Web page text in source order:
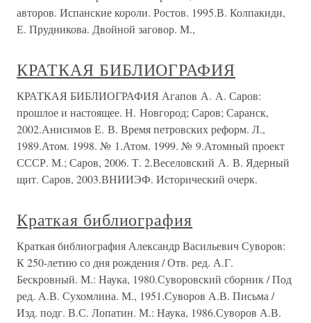
авторов. Испанские короли. Ростов. 1995.В. Колпакиди,
Е. Прудникова. Двойной заговор. М.,
КРАТКАЯ БИБЛИОГРАФИЯ
КРАТКАЯ БИБЛИОГРАФИЯ Агапов А. А. Саров:
прошлое и настоящее. Н. Новгород; Саров; Саранск,
2002.Анисимов Е. В. Время петровских реформ. Л.,
1989.Атом. 1998. № 1.Атом. 1999. № 9.Атомный проект
СССР. М.; Саров, 2006. Т. 2.Веселовский А. В. Ядерный
щит. Саров, 2003.ВНИИЭФ. Исторический очерк.
Краткая библиография
Краткая библиография Александр Васильевич Суворов:
К 250-летию со дня рождения / Отв. ред. А.Г.
Бескровный. М.: Наука, 1980.Суворовский сборник / Под
ред. А.В. Сухомлина. М., 1951.Суворов А.В. Письма /
Изд. подг. В.С. Лопатин. М.: Наука, 1986.Суворов А.В.